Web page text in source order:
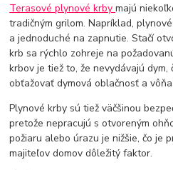
Terasové plynové krbymajú
tradičným grilom. Napríklad,
a jednoduché na zapnutie. Stačí
krb sa rýchlo zohreje na
krbov je tiež to, že nevydávajú dym,
obťažovať dymová oblačnosť a
Plynové krby sú tiež väčšinou
pretože nepracujú s otvoreným
požiaru alebo úrazu je nižšie, čo je
majiteľov domov dôležitý faktor.